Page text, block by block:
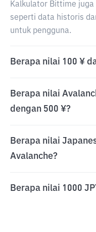
Kalkulator Bittime
seperti data historis
untuk pengguna.
Berapa nilai 100 ¥
Berapa nilai
dengan 500 ¥?
Berapa nilai
Avalanche?
Berapa nilai 1000